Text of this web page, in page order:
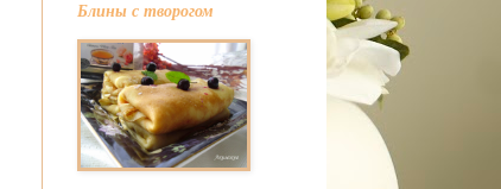
Блины с творогом